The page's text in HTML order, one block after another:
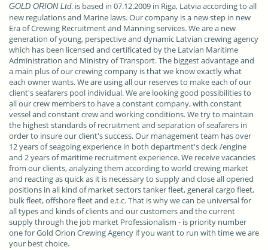
GOLD ORION Ltd. is based in 07.12.2009 in Riga, Latvia according to all
new regulations and Marine laws. Our company is a new step in new
Era of Crewing Recruitment and Manning services. We are a new
generation of young, perspective and dynamic Latvian crewing agency
which has been licensed and certificated by the Latvian Maritime
Administration and Ministry of Transport. The biggest advantage and
a main plus of our crewing company is that we know exactly what
each owner wants. We are using all our reserves to make each of our
client's seafarers pool individual. We are looking good possibilities to
all our crew members to have a constant company, with constant
vessel and constant crew and working conditions. We try to maintain
the highest standards of recruitment and separation of seafarers in
order to insure our client's success. Our management team has over
12 years of seagoing experience in both department's deck /engine
and 2 years of maritime recruitment experience. We receive vacancies
from our clients, analyzing them according to world crewing market
and reacting as quick as it is necessary to supply and close all opened
positions in all kind of market sectors tanker fleet, general cargo fleet,
bulk fleet, offshore fleet and e.t.c. That is why we can be universal for
all types and kinds of clients and our customers and the current
supply through the job market Professionalism - is priority number
one for Gold Orion Crewing Agency if you want to run with time we are
your best choice.